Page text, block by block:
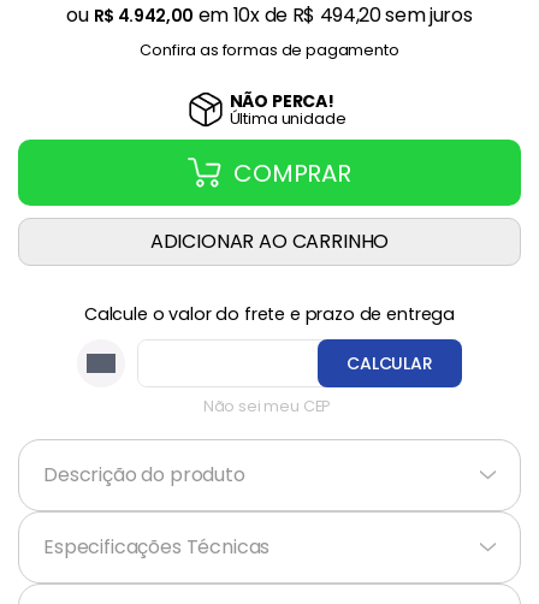
ou R$ 4.942,00 em10x de R$ 494,20sem juros
Confira as formas de pagamento
COMPRAR
NÃO PERCA!
Última unidade
ADICIONAR AO CARRINHO
Calcule o valor do frete e prazo de entrega
Não sei meu CEP
CALCULAR
Descrição do produto +
Especificações Técnicas +